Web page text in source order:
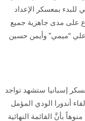
للبدء بمعسكر الإعداد
على مدى جاهزية جميع
علي “ميمي” وأيمن حسين
إسبانيا ستشهد تواجد
لقاء أندورا الودي المؤمل
بأنَّ القائمة النهائية